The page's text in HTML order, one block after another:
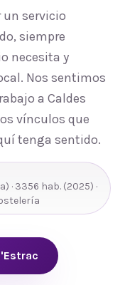
un servicio
siempre
necesita y
Nos sentimos
a Caldes
vínculos que
tenga sentido.
) · 3356 hab. (2025) ·